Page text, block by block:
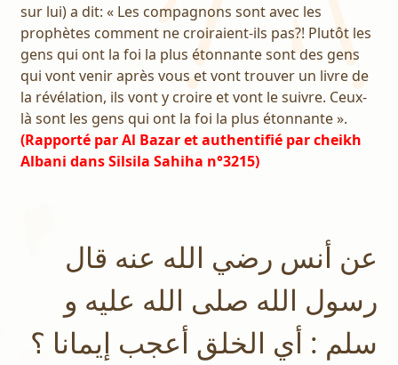
sur lui) a dit: « Les compagnons sont avec les
prophètes comment ne croiraient-ils pas?! Plutôt les
gens qui ont la foi la plus étonnante sont des gens
qui vont venir après vous et vont trouver un livre de
la révélation, ils vont y croire et vont le suivre. Ceux-
là sont les gens qui ont la foi la plus étonnante ».
(Rapporté par Al Bazar et authentifié par cheikh
Albani dans Silsila Sahiha n°3215)
عن أنس رضي الله عنه قال
رسول الله صلى الله عليه و
سلم : أي الخلق أعجب إيمانا ؟